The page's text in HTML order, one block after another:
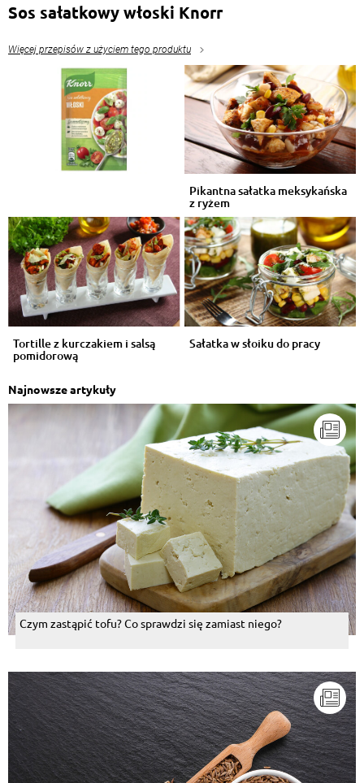
Sos sałatkowy włoski Knorr
Więcej przepisów z użyciem tego produktu
Pikantna sałatka meksykańska
z ryżem
Tortille z kurczakiem i salsą
pomidorową
Sałatka w słoiku do pracy
Najnowsze artykuły
Czym zastąpić tofu? Co sprawdzi się zamiast niego?